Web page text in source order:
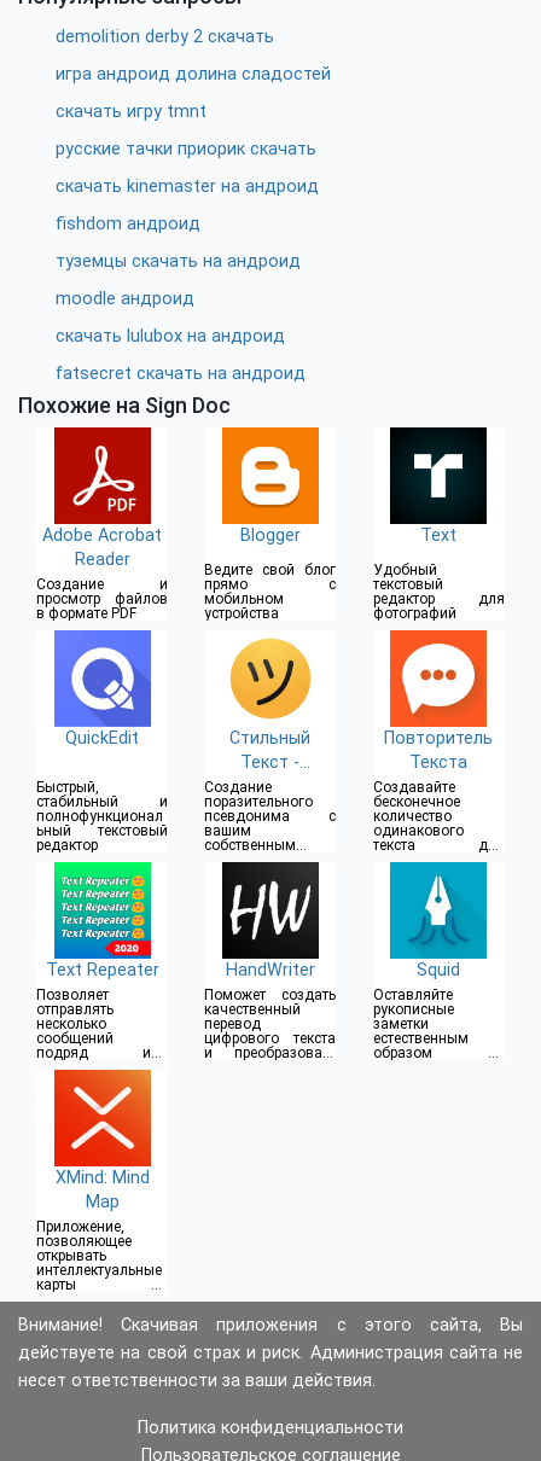
demolition derby 2 скачать
игра андроид долина сладостей
скачать игру tmnt
русские тачки приорик скачать
скачать kinemaster на андроид
fishdom андроид
туземцы скачать на андроид
moodle андроид
скачать lulubox на андроид
fatsecret скачать на андроид
Похожие на Sign Doc
Adobe Acrobat
Reader
Создание и
просмотр файлов
в формате PDF
Blogger
Ведите свой блог
прямо с
мобильном
устройства
Text
Удобный
текстовый
редактор для
фотографий
QuickEdit
Быстрый,
стабильный и
полнофункционал
ьный текстовый
редактор
Стильный
Текст -
Редактор
никнеймов с
символами
Создание
поразительного
псевдонима с
вашим
собственным
стилем
Повторитель
Текста
Создавайте
бесконечное
количество
одинакового
текста для
сообщений
Text Repeater
Позволяет
отправлять
несколько
сообщений
подряд или
создавать
буквы
HandWriter
Поможет создать
качественный
перевод
цифрового текста
и преобразовать
Squid
Оставляйте
рукописные
заметки
естественным
образом на
XMind: Mind
Map
Приложение,
позволяющее
открывать
интеллектуальные
карты на
мобильном
Внимание! Скачивая приложения с этого сайта, Вы
действуете на свой страх и риск. Администрация сайта не
несет ответственности за ваши действия.
Политика конфиденциальности
Пользовательское соглашение